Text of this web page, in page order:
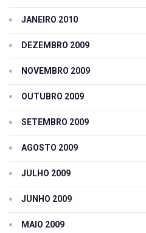
JANEIRO 2010
DEZEMBRO 2009
NOVEMBRO 2009
OUTUBRO 2009
SETEMBRO 2009
AGOSTO 2009
JULHO 2009
JUNHO 2009
MAIO 2009